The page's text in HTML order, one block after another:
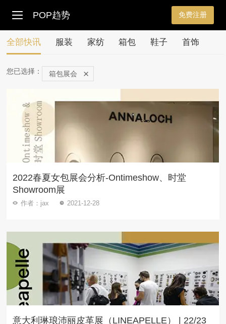
POP趋势 免费注册
全部快讯 服装 家纺 箱包 鞋子 首饰
您已选择： 箱包展会
2022春夏女包展会分析-Ontimeshow、时堂
Showroom展
作者：jax 2021-12-28
意大利琳琅沛丽皮革展（LINEAPELLE） | 22/23